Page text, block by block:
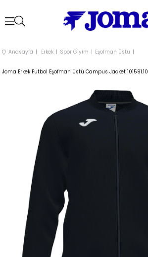
Anasayfa Erkek Spor Giyim Eşofman Üstü
Joma Erkek Futbol Eşofman Üstü Campus Jacket